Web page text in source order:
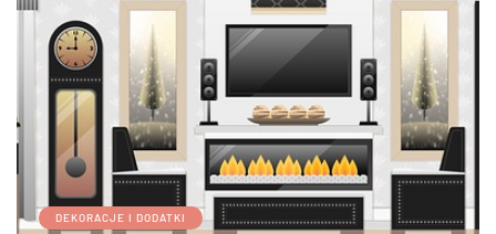
DEKORACJE I DODATKI